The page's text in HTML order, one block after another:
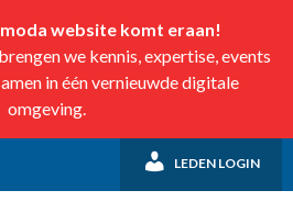
website komt eraan!
we kennis, expertise, events
in één vernieuwde digitale
omgeving.
LEDEN LOGIN